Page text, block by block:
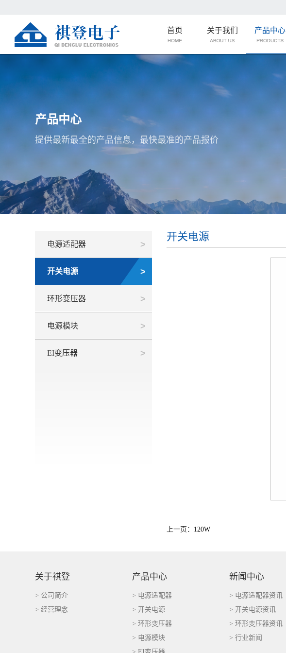
首页 关于我们 产品中心
产品中心
提供最新最全的产品信息，最快最准的产品报价
电源适配器
开关电源
环形变压器
电源模块
EI变压器
开关电源
上一页： 120W
关于祺登
> 公司简介
> 经营理念
产品中心
> 电源适配器
> 开关电源
> 环形变压器
> 电源模块
新闻中心
> 电源适配器资讯
> 开关电源资讯
> 环形变压器资讯
> 行业新闻